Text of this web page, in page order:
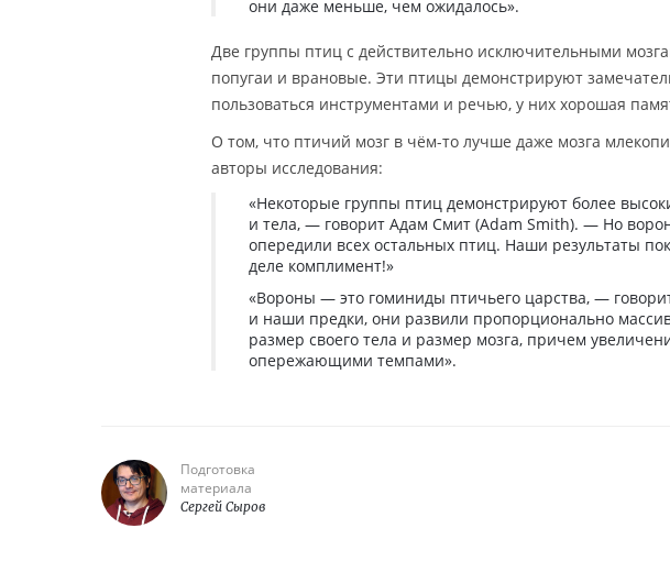
они даже меньше, чем ожидалось».
Две группы птиц с действительно исключительными
попугаи и врановые. Эти птицы демонстрируют
пользоваться инструментами и речью, у них хорошая
О том, что птичий мозг в чём-то лучше даже мозга
авторы исследования:
«Некоторые группы птиц демонстрируют более
и тела, — говорит Адам Смит (Adam Smith). — Но
опередили всех остальных птиц. Наши результаты
деле комплимент!»
«Вороны — это гоминиды птичьего царства, —
и наши предки, они развили пропорционально
размер своего тела и размер мозга, причем
опережающими темпами».
Подготовка
материала
Сергей Сыров